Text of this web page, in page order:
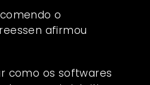
o
afirmou
como os softwares